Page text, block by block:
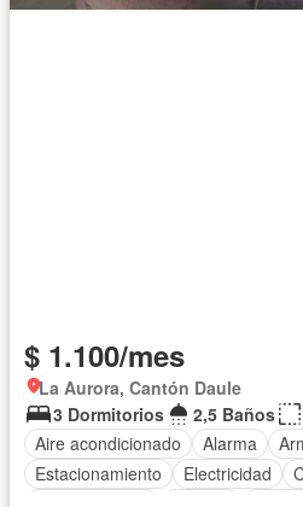
$ 1.100/mes
La Aurora, Cantón Daule
3 Dormitorios
2,5 Baños
Aire acondicionado
Alarma
Estacionamiento
Electricidad